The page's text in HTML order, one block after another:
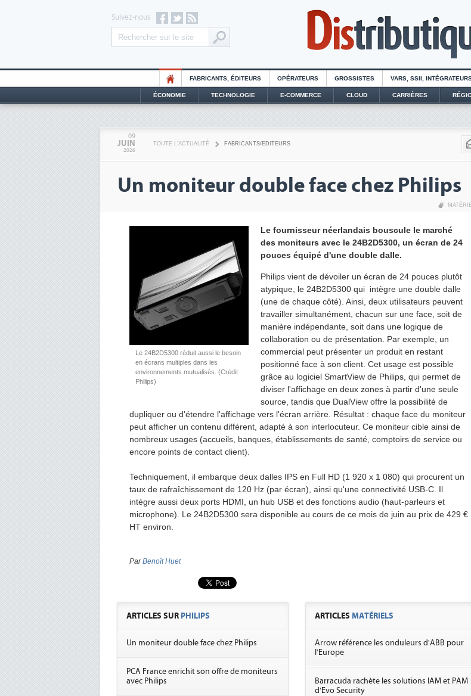
Suivez-nous
FABRICANTS, ÉDITEURS OPÉRATEURS GROSSISTES VARS, SSII,
ÉCONOMIE TECHNOLOGIE E-COMMERCE CLOUD CARRIÈRES
09
JUIN
2026
TOUTE L'ACTUALITÉ FABRICANTS/EDITEURS
Un moniteur double face chez Philips
Le 24B2D5300 réduit aussi le besoin
en écrans multiples dans les
environnements mutualisés. (Crédit
Philips)
Le fournisseur néerlandais bouscule le marché
des moniteurs avec le 24B2D5300, un écran de 24
pouces équipé d'une double dalle.
Philips vient de dévoiler un écran de 24 pouces plutôt
atypique, le 24B2D5300 qui intègre une double dalle
(une de chaque côté). Ainsi, deux utilisateurs peuvent
travailler simultanément, chacun sur une face, soit de
manière indépendante, soit dans une logique de
collaboration ou de présentation. Par exemple, un
commercial peut présenter un produit en restant
positionné face à son client. Cet usage est possible
grâce au logiciel SmartView de Philips, qui permet de
diviser l'affichage en deux zones à partir d'une seule
source, tandis que DualView offre la possibilité de
dupliquer ou d'étendre l'affichage vers l'écran arrière. Résultat : chaque face du moniteur
peut afficher un contenu différent, adapté à son interlocuteur. Ce moniteur cible ainsi de
nombreux usages (accueils, banques, établissements de santé, comptoirs de service ou
encore points de contact client).
Techniquement, il embarque deux dalles IPS en Full HD (1 920 x 1 080) qui procurent un
taux de rafraîchissement de 120 Hz (par écran), ainsi qu'une connectivité USB-C. Il
intègre aussi deux ports HDMI, un hub USB et des fonctions audio (haut-parleurs et
microphone). Le 24B2D5300 sera disponible au cours de ce mois de juin au prix de 429 €
HT environ.
ParBenoît Huet
ARTICLES SUR PHILIPS
Un moniteur double face chez Philips
PCA France enrichit son offre de moniteurs
avec Philips
ARTICLESMATÉRIELS
Arrow référence les onduleurs d'ABB pour
l'Europe
Barracuda rachète les solutions IAM et PAM
d'Evo Security